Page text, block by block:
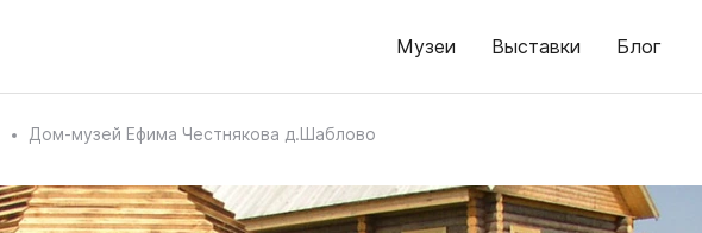
Музеи Выставки Блог
Дом-музей Ефима Честнякова д.Шаблово